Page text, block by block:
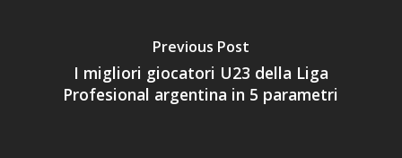
Previous Post
I migliori giocatori U23 della Liga
Profesional argentina in 5 parametri